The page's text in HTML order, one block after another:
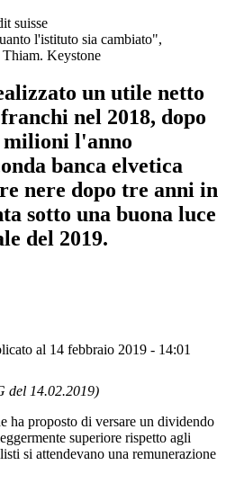
l'istituto sia cambiato",
Keystone
un utile netto
nel 2018, dopo
milioni l'anno
banca elvetica
nere dopo tre anni in
sotto una buona luce
del 2019.
al 14 febbraio 2019 - 14:01
del 14.02.2019)
ha proposto di versare un dividendo
superiore rispetto agli
si attendevano una remunerazione